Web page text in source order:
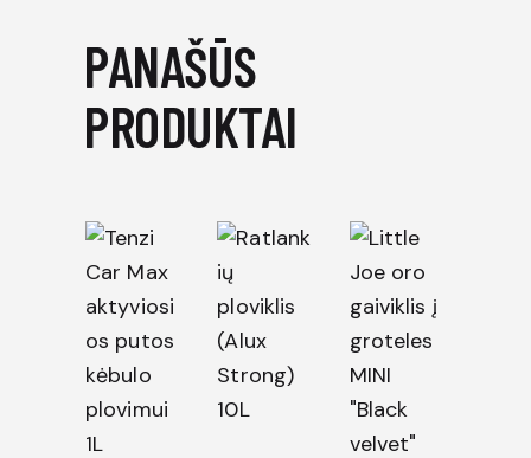
PANAŠŪS
PRODUKTAI